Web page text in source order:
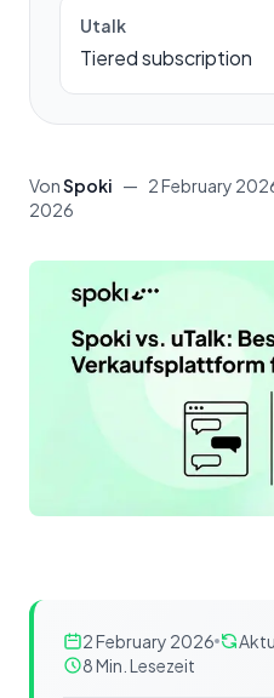
Utalk
Tiered subscription
VonSpoki — 2 February
2026
Inhalt
2 February 2026
8 Min. Lesezeit